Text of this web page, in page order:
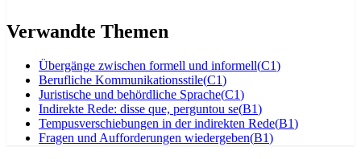
Verwandte Themen
Übergänge zwischen formell und informell(C1)
Berufliche Kommunikationsstile(C1)
Juristische und behördliche Sprache(C1)
Indirekte Rede: disse que, perguntou se(B1)
Tempusverschiebungen in der indirekten Rede(B1)
Fragen und Aufforderungen wiedergeben(B1)